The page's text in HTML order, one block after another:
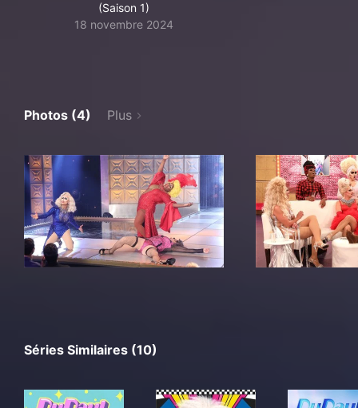
(Saison 1)
18 novembre 2024
Photos (4) Plus
Séries Similaires (10)